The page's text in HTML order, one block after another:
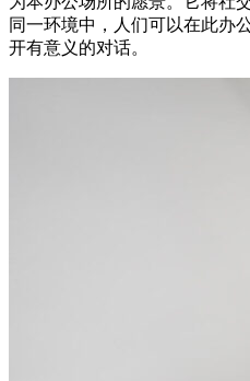
同一环境中，人们可以在此办
开有意义的对话。